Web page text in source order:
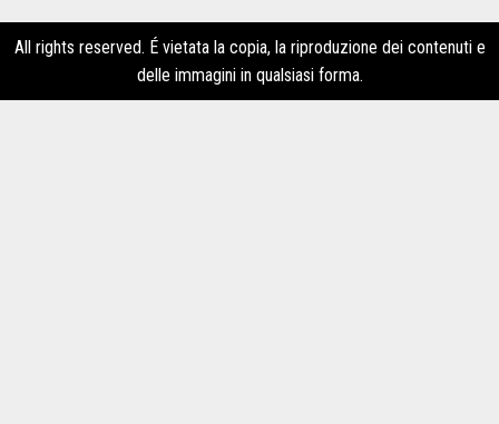
All rights reserved. É vietata la copia, la riproduzione dei contenuti e
delle immagini in qualsiasi forma.